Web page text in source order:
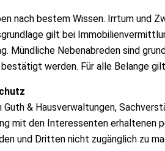
nach bestem Wissen. Irrtum und
gilt bei
Mündliche Nebenabreden sind
werden. Für alle Belange
Guth & Hausverwaltungen,
mit den Interessenten erhaltenen
und Dritten nicht zugänglich zu